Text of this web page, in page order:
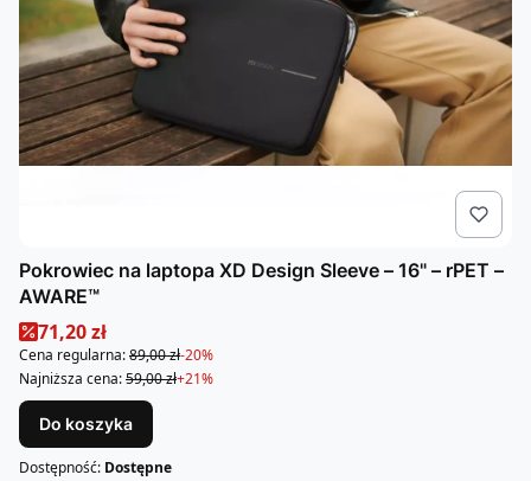
Pokrowiec na laptopa XD Design Sleeve – 16" – rPET –
AWARE™
Cena promocyjna
71,20 zł
Cena regularna:89,00 zł-20%
Najniższa cena:59,00 zł+21%
Do koszyka
Dostępność: Dostępne